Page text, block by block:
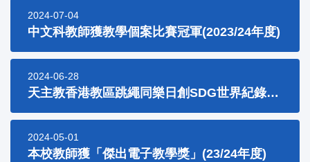
2024-07-04
中文科教師獲教學個案比賽冠軍(2023/24年度)
2024-06-28
天主教香港教區跳繩同樂日創SDG世界紀錄活動
2024-05-01
本校教師獲「傑出電子教學獎」(23/24年度)